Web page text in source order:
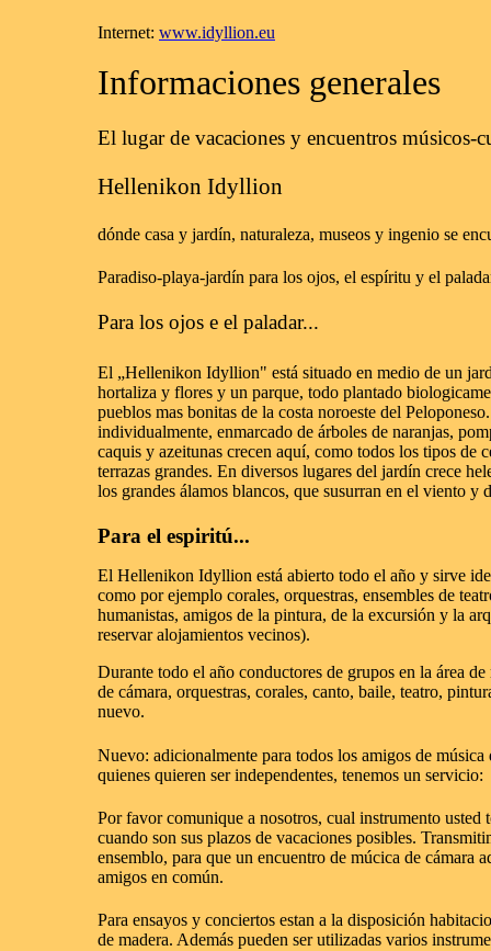
Internet: www.idyllion.eu
Informaciones generales
El lugar de vacaciones y encuentros músicos-
Hellenikon Idyllion
dónde casa y jardín, naturaleza, museos y ingenio se
Paradiso-playa-jardín para los ojos, el espíritu y el
Para los ojos e el paladar...
El „Hellenikon Idyllion" está situado en medio de un
hortaliza y flores y un parque, todo plantado
pueblos mas bonitas de la costa noroeste del
individualmente, enmarcado de árboles de naranjas,
caquis y azeitunas crecen aquí, como todos los tipos de
terrazas grandes. En diversos lugares del jardín crece
los grandes álamos blancos, que susurran en el viento y
Para el espiritú...
El Hellenikon Idyllion está abierto todo el año y sirve
como por ejemplo corales, orquestras, ensembles de
humanistas, amigos de la pintura, de la excursión y la
reservar alojamientos vecinos).
Durante todo el año conductores de grupos en la área
de cámara, orquestras, corales, canto, baile, teatro,
nuevo.
Nuevo: adicionalmente para todos los amigos de
quienes quieren ser independentes, tenemos un servicio:
Por favor comunique a nosotros, cual instrumento usted
cuando son sus plazos de vacaciones posibles.
ensemblo, para que un encuentro de múcica de cámara
amigos en común.
Para ensayos y conciertos estan a la disposición
de madera. Además pueden ser utilizadas varios